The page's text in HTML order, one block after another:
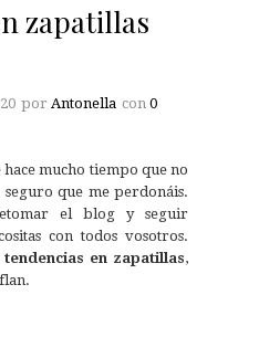
zapatillas
por Antonella con 0
hace mucho tiempo que no
que me perdonáis.
el blog y seguir
con todos vosotros.
tendencias en zapatillas,